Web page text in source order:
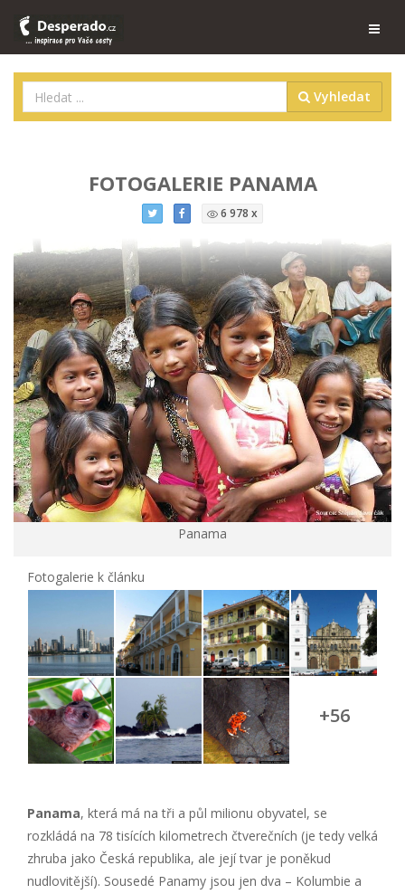
Vyhledat
FOTOGALERIE PANAMA
6 978 x
Panama
Fotogalerie k článku
+56
Panama, která má na tři a půl milionu obyvatel, se
rozkládá na 78 tisících kilometrech čtverečních (je tedy velká
zhruba jako Česká republika, ale její tvar je poněkud
nudlovitější). Sousedé Panamy jsou jen dva – Kolumbie a